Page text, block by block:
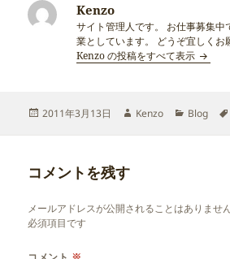
Kenzo
サイト管理人です。 お仕事募集中
業としています。 どうぞ宜しくお
Kenzo の投稿をすべて表示
投
2011年3月13日
作
Kenzo
カ
Blog
コメントを残す
メールアドレスが公開されることはありません
必須項目です